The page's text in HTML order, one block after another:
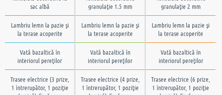
sac albă
granulaţie 1.5 mm
granulaţie 2 mm
Lambriu lemn la pazie şi
la terase acoperite
Lambriu lemn la pazie şi
la terase acoperite
Lambriu lemn la pazie şi
la terase acoperite
Vată bazaltică în
interiorul pereţilor
Vată bazaltică în
interiorul pereţilor
Vată bazaltică în
interiorul pereţilor
Trasee electrice (3 prize,
1 întrerupător, 1 poziţie
Trasee electrice (4 prize,
1 întrerupător, 1 poziţie
Trasee electrice (6 prize,
1 întrerupător, 1 poziţie